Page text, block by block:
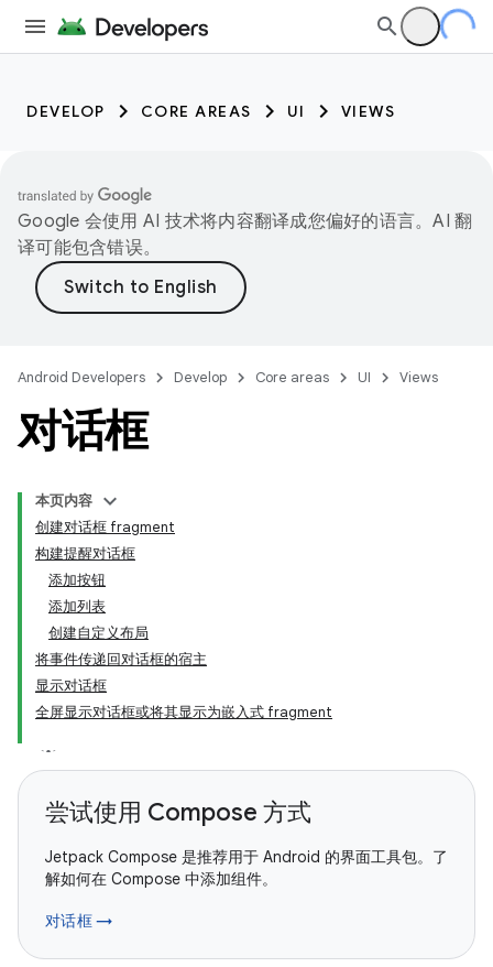
DEVELOP CORE AREAS UI VIEWS
Google 会使用 AI 技术将内容翻译成您偏好的语言。AI 翻
译可能包含错误。
Android Developers Develop Core areas UI Views
对话框
本页内容
创建对话框 fragment
构建提醒对话框
添加按钮
添加列表
创建自定义布局
将事件传递回对话框的宿主
显示对话框
全屏显示对话框或将其显示为嵌入式 fragment
尝试使用 Compose 方式
Jetpack Compose 是推荐用于 Android 的界面工具包。了
解如何在 Compose 中添加组件。
对话框 →